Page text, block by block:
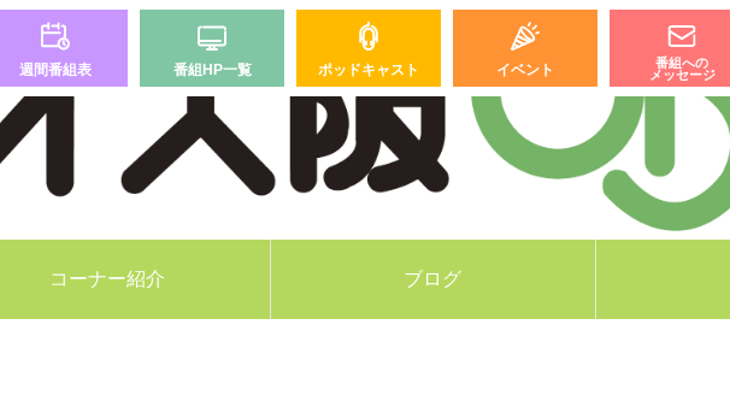
週間番組表 番組HP一覧 ポッドキャスト イベント
番組への
メッセージ
コーナー紹介 ブログ